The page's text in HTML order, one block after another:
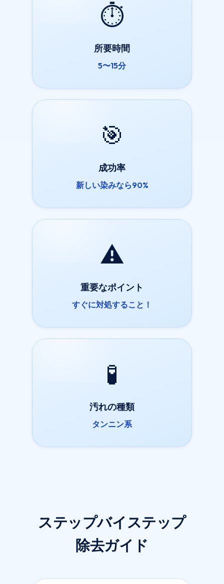
⏱️
所要時間
5〜15分
🎯
成功率
新しい染みなら90%
⚠️
重要なポイント
すぐに対処すること！
🧪
汚れの種類
タンニン系
ステップバイステップ
除去ガイド